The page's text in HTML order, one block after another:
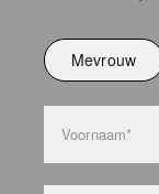
Mevrouw
Voornaam*